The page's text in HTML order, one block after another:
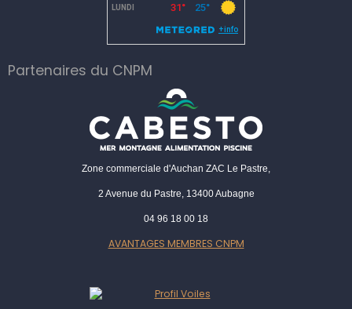
Partenaires du CNPM
Zone commerciale d'Auchan ZAC Le Pastre,
2 Avenue du Pastre, 13400 Aubagne
04 96 18 00 18
AVANTAGES MEMBRES CNPM